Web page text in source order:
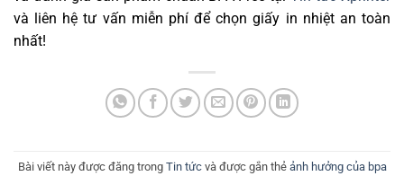
và liên hệ tư vấn miễn phí để chọn giấy in nhiệt an toàn
nhất!
Bài viết này được đăng trong Tin tứcvà được gắn thẻ ảnh hưởng của bpa